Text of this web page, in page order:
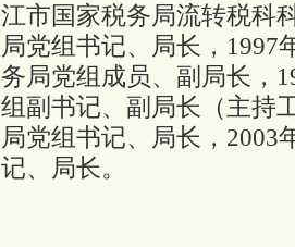
江市国家税务局流转税科
局党组书记、局长，1997
务局党组成员、副局长，
组副书记、副局长（主持
局党组书记、局长，2003
记、局长。